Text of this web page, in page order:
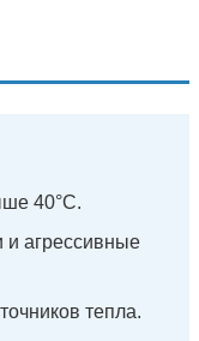
40°C.
и агрессивные
тепла.